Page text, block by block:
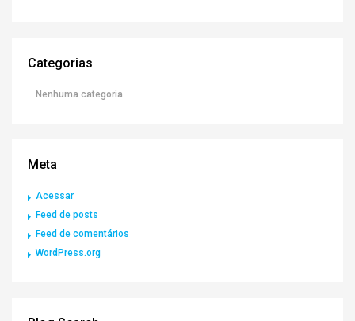
Categorias
Nenhuma categoria
Meta
Acessar
Feed de posts
Feed de comentários
WordPress.org